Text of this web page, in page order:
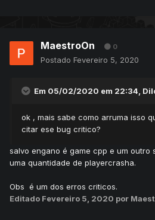
MaestroOn 0
Postado Fevereiro 5, 2020
Em 05/02/2020 em 22:34,
ok , mais sabe como arruma isso
citar ese bug critico?
salvo engano é game cpp e um outro
uma quantidade de playercrasha.
Obs é um dos erros criticos.
Editado Fevereiro 5, 2020 por